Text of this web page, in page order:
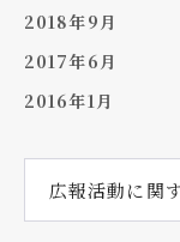
2018年9月
2017年6月
2016年1月
広報活動に関